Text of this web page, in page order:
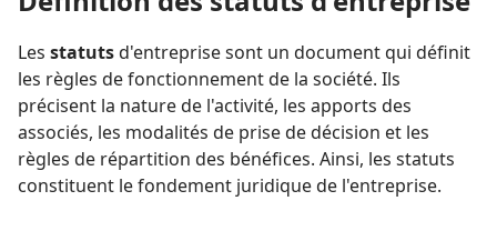
Les statutsd'entreprise sont un document qui définit
les règles de fonctionnement de la société. Ils
précisent la nature de l'activité, les apports des
associés, les modalités de prise de décision et les
règles de répartition des bénéfices. Ainsi, les statuts
constituent le fondement juridique de l'entreprise.